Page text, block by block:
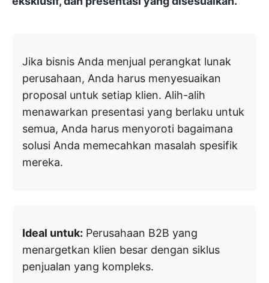
Jika bisnis Anda menjual perangkat lunak
perusahaan, Anda harus menyesuaikan
proposal untuk setiap klien. Alih-alih
menawarkan presentasi yang berlaku untuk
semua, Anda harus menyoroti bagaimana
solusi Anda memecahkan masalah spesifik
mereka.
Ideal untuk: Perusahaan B2B yang
menargetkan klien besar dengan siklus
penjualan yang kompleks.